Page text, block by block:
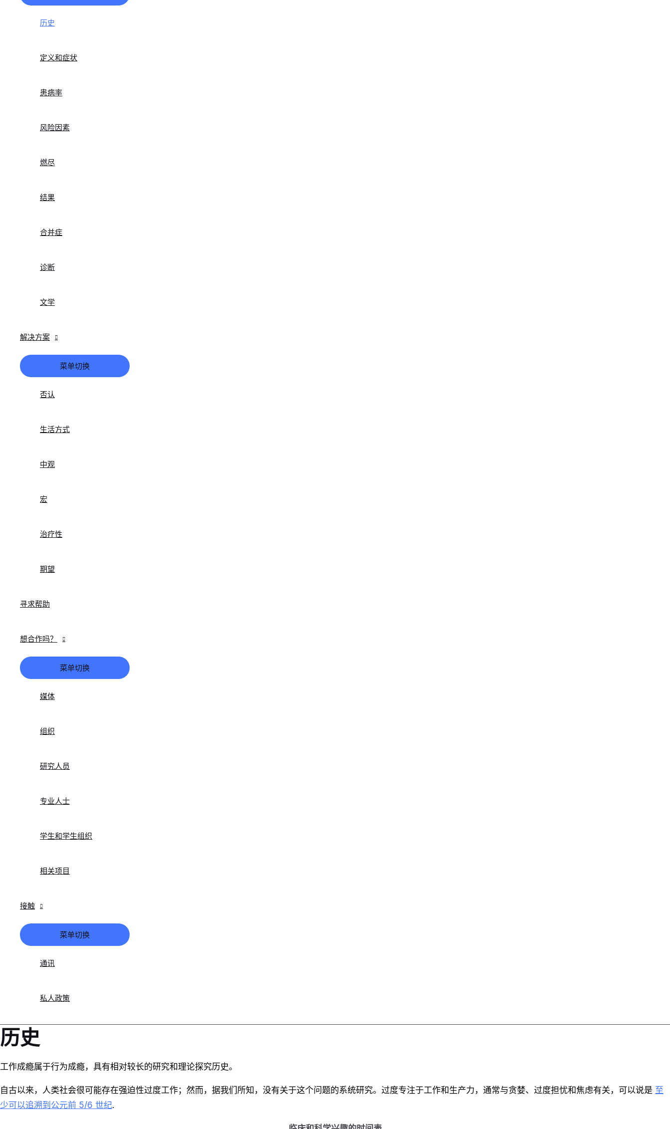
历史
定义和症状
患病率
风险因素
燃尽
结果
合并症
诊断
文学
解决方案
菜单切换
否认
生活方式
中观
宏
治疗性
期望
寻求帮助
想合作吗？
菜单切换
媒体
组织
研究人员
专业人士
学生和学生组织
相关项目
接触
菜单切换
通讯
私人政策
历史
工作成瘾属于行为成瘾，具有相对较长的研究和理论探究历史。
自古以来，人类社会很可能存在强迫性过度工作；然而，据我们所知，没有关于这个问题的系统研究。过度专注于工作和生产力，通常与贪婪、过度担忧和焦虑有关，可以说是 至
少可以追溯到公元前 5/6 世纪.